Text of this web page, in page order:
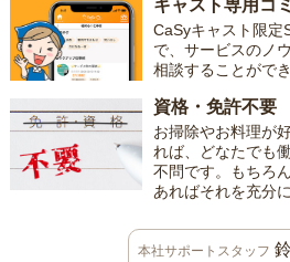
キャスト専用コ
CaSyキャスト限定
で、サービスのノ
相談することができ
資格・免許不要
お掃除やお料理が
れば、どなたでも
不問です。もちろ
あればそれを充分
本社サポートスタッフ